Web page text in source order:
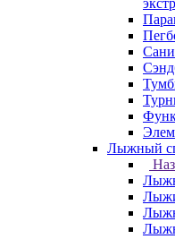
Сани
Лыжный